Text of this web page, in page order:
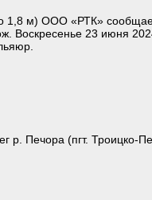
1,8 м) ООО «РТК»
Воскресенье 23 июня
Печора (пгт. Троицко-